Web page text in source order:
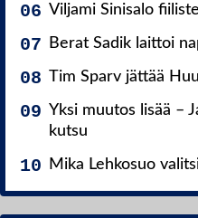
Viljami Sinisalo
Berat Sadik laittoi
Tim Sparv jättää
Yksi muutos lisää –
kutsu
Mika Lehkosuo